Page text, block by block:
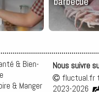
& Bien-
& Manger
Nous suivre
fluctual.fr
2023-2026